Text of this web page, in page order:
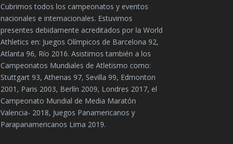
Cubrimos todos los campeonatos y eventos
nacionales e internacionales. Estuvimos
presentes debidamente acreditados por la World
Athletics en: Juegos Olímpicos de Barcelona 92,
Atlanta 96, Río 2016. Asistimos también a los
Campeonatos Mundiales de Atletismo como:
Stuttgart 93, Athenas 97, Sevilla 99, Edmonton
2001, Paris 2003, Berlín 2009, Londres 2017, el
Campeonato Mundial de Media Maratón
Valencia- 2018, Juegos Panamericanos y
Parapanamericanos Lima 2019.